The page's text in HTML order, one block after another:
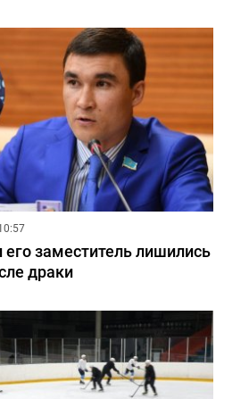
заместитель лишились
драки